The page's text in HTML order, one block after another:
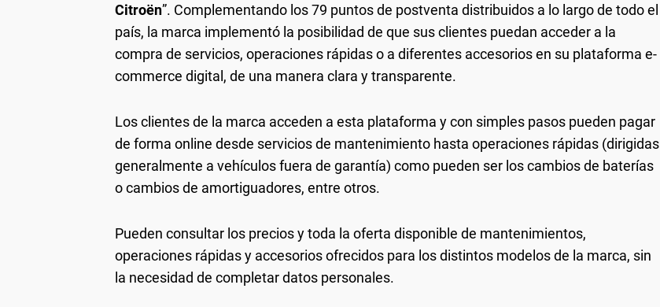
Citroën”. Complementando los 79 puntos de postventa distribuidos a lo largo de todo el
país, la marca implementó la posibilidad de que sus clientes puedan acceder a la
compra de servicios, operaciones rápidas o a diferentes accesorios en su plataforma e-
commerce digital, de una manera clara y transparente.
Los clientes de la marca acceden a esta plataforma y con simples pasos pueden pagar
de forma online desde servicios de mantenimiento hasta operaciones rápidas (dirigidas
generalmente a vehículos fuera de garantía) como pueden ser los cambios de baterías
o cambios de amortiguadores, entre otros.
Pueden consultar los precios y toda la oferta disponible de mantenimientos,
operaciones rápidas y accesorios ofrecidos para los distintos modelos de la marca, sin
la necesidad de completar datos personales.